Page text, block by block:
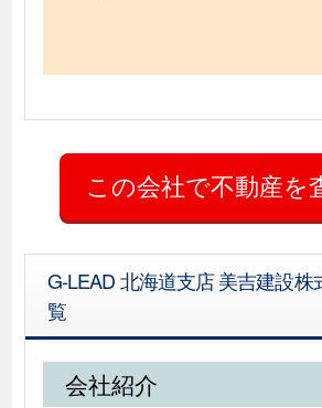
G-LEAD 北海道支店 美吉建設株
覧
会社紹介